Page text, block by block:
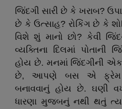
જિંદગી સારી છે કે ખરાબ?
છે કે ઉત્સાહ? રોકિંગ છે કે
વિશે શું માનો છો? કેવી
વ્યક્તિના દિલમાં પોતાની
હોય છે. મનમાં જિંદગીની
છે, આપણે બસ એ ફ્રેમ
બનાવવાનું હોય છે. ઘણી
ધારણા મુજબનું નથી થતું